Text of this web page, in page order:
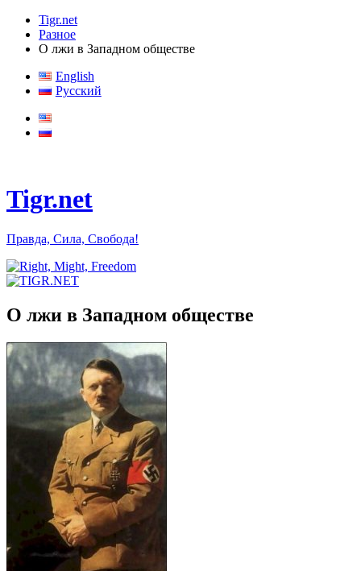
Tigr.net
Разное
О лжи в Западном обществе
English
Русский
Tigr.net
Правда, Сила, Свобода!
О лжи в Западном обществе